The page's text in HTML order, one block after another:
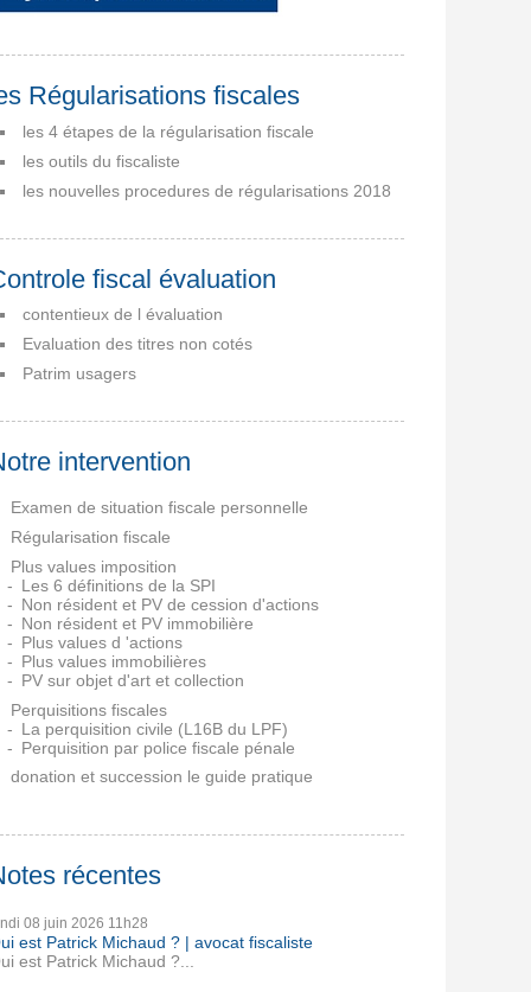
Régularisations fiscales
les 4 étapes de la régularisation fiscale
les outils du fiscaliste
les nouvelles procedures de régularisations 2018
fiscal évaluation
contentieux de l évaluation
Evaluation des titres non cotés
Patrim usagers
intervention
Examen de situation fiscale personnelle
Régularisation fiscale
Plus values imposition
Les 6 définitions de la SPI
Non résident et PV de cession d'actions
Non résident et PV immobilière
Plus values d 'actions
Plus values immobilières
PV sur objet d'art et collection
Perquisitions fiscales
La perquisition civile (L16B du LPF)
Perquisition par police fiscale pénale
donation et succession le guide pratique
récentes
08 juin 2026 11h28
est Patrick Michaud ? | avocat fiscaliste
est Patrick Michaud ?...